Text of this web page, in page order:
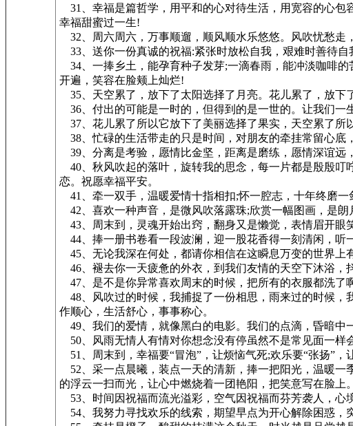
31、幸福是篇哲学，用平和的心对待生活，用宽容的心包
幸福甜蜜过一生!
32、周六周六，万事顺遛，顺风顺水乐悠悠。风吹忧愁走
33、送你一份真诚的祝福:紧张时放松自我，艰难时善待
34、一捧乡土，能孕育种子发芽;一滴春雨，能冲淡咖啡
开遍，笑容在脸颊上灿烂!
35、天空累了，放下了太阳选择了月亮。花儿累了，放下
36、付出的可能是一时的，但得到的是一世的。让我们一
37、花儿累了所以它放下了美丽选择了果实，天空累了所
38、忙碌的生活带走的只是时间，对朋友的牵挂常留心底
39、分离是考验，愿情比金坚，距离是磨练，愿情深谊远
40、秋风吹起的落叶，旋转我的思念，每一片都是殷殷叮
恋。祝愿幸福平安。
41、牵一双手，温暖爱情十指相扣;怀一腔志，十年终磨
42、喜欢一种声音，是微风吹落露珠;欣赏一幅图画，是朗
43、周末到，灵魂开始出窍，翻身又是懒觉，表情眉开眼
44、捧一册书卷看一段波澜，迎一股花香得一刻清闲，听
45、无论我深在何处，都请你相信在这瞬息万变的世界上
46、褪去你一天疲惫的外衣，到我们友情的天空下沐浴，
47、是不是你异常喜欢周末的时候，把所有的衣服都洗了
48、风吹过的时候，我捕捉了一份相思，雨来过的时候，
作顺心，生活舒心，事事称心。
49、我们的爱情，就像黑白的电影。我们的点滴，昏暗中
50、风雨无情人有情对你想念没有停虽然不是常见面一样
51、周末到，幸福要“冒泡”，让烦恼气死;欢乐要“张扬”，
52、采一点晨曦，装点一天的清新，捧一把阳光，温暖一
的浮云一扫而光，让心中燃烧着一团艳阳，把笑意写在脸上
53、时间因祝福而流光溢彩，空气因祝福而芬芳袭人，心
54、我努力寻找欢乐的线索，期望早点为开心解除困惑，